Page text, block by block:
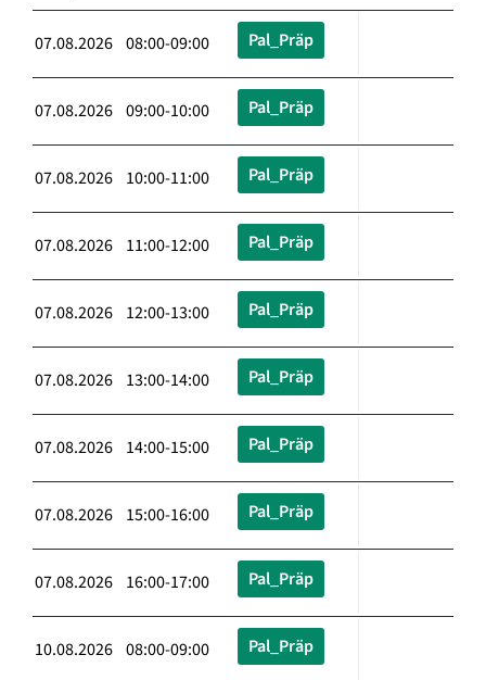
07.08.2026 08:00-09:00 Pal_Präp
07.08.2026 09:00-10:00 Pal_Präp
07.08.2026 10:00-11:00 Pal_Präp
07.08.2026 11:00-12:00 Pal_Präp
07.08.2026 12:00-13:00 Pal_Präp
07.08.2026 13:00-14:00 Pal_Präp
07.08.2026 14:00-15:00 Pal_Präp
07.08.2026 15:00-16:00 Pal_Präp
07.08.2026 16:00-17:00 Pal_Präp
10.08.2026 08:00-09:00 Pal_Präp